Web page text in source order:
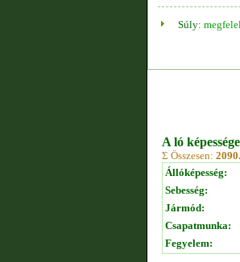
Súly:
A ló
Σ Összesen:
Állóképesség:
Sebesség:
Jármód:
Csapatmunka:
Fegyelem: